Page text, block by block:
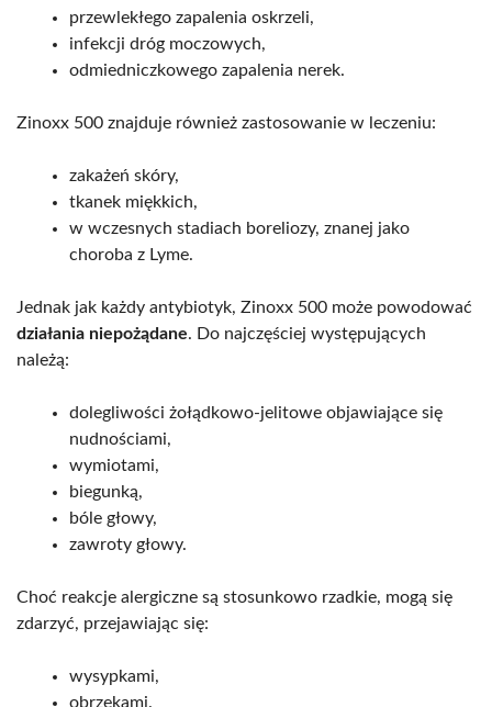
przewlekłego zapalenia oskrzeli,
infekcji dróg moczowych,
odmiedniczkowego zapalenia nerek.
Zinoxx 500 znajduje również zastosowanie w leczeniu:
zakażeń skóry,
tkanek miękkich,
w wczesnych stadiach boreliozy, znanej jako
choroba z Lyme.
Jednak jak każdy antybiotyk, Zinoxx 500 może powodować
działania niepożądane. Do najczęściej występujących
należą:
dolegliwości żołądkowo-jelitowe objawiające się
nudnościami,
wymiotami,
biegunką,
bóle głowy,
zawroty głowy.
Choć reakcje alergiczne są stosunkowo rzadkie, mogą się
zdarzyć, przejawiając się:
wysypkami,
obrzękami.